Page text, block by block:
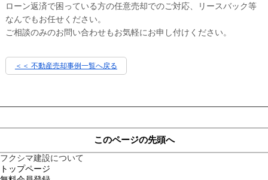
ローン返済で困っている方の任意売却でのご対応、リースバック等
なんでもお任せください。
ご相談のみのお問い合わせもお気軽にお申し付けください。
＜＜ 不動産売却事例一覧へ戻る
このページの先頭へ
フクシマ建設について
トップページ